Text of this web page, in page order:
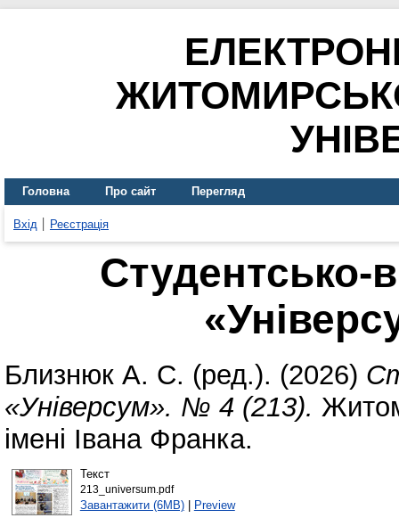
Головна Про сайт Перегляд
Вхід Реєстрація
Студентсько-
Близнюк А. С. (ред.). (2026)
«Універсум». № 4 (213).
імені Івана Франка.
Текст
213_universum.pdf
Завантажити (6MB)| Preview